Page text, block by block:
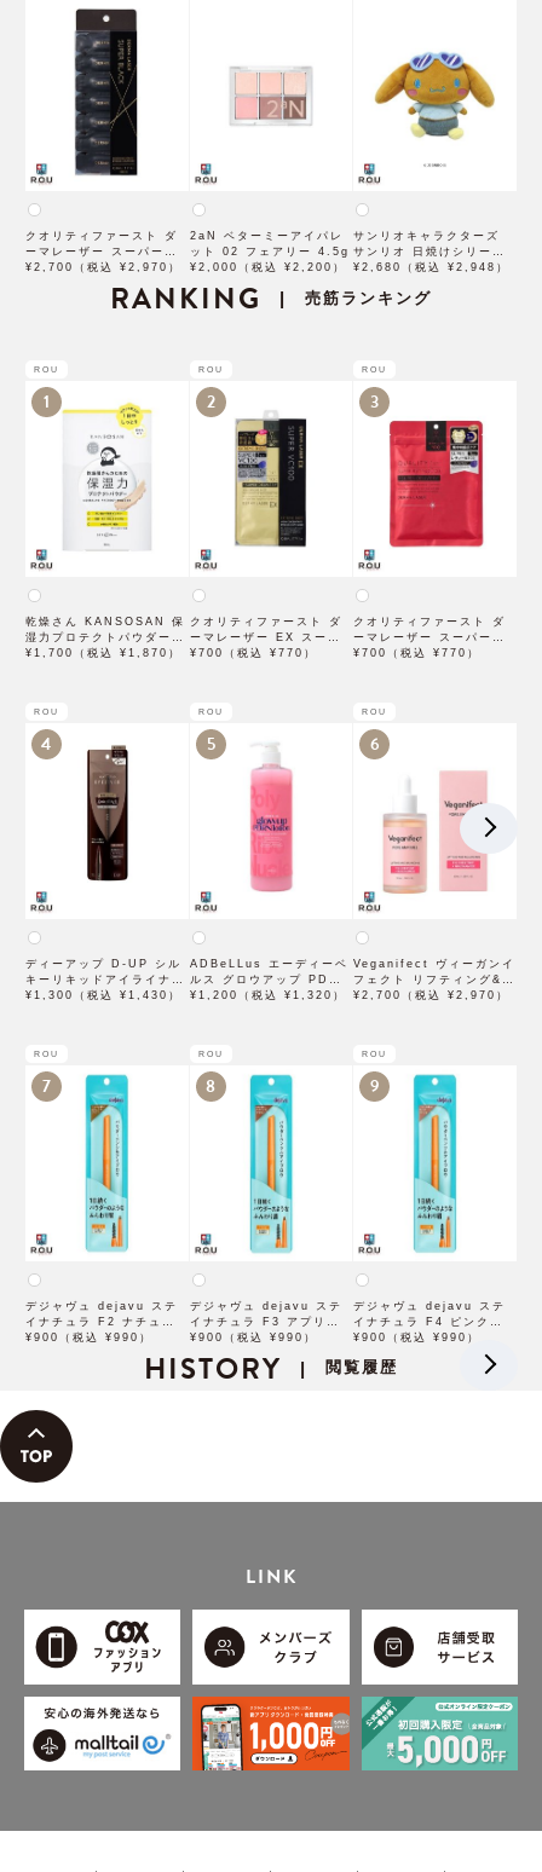
クオリティファースト ダ
ーマレーザー スーパーブ
ラックVC1ショット 28個
¥2,700（税込 ¥2,970）
2aN ベターミーアイパレ
ット 02 フェアリー 4.5g
¥2,000（税込 ¥2,200）
サンリオキャラクターズ
サンリオ 日焼けシリーズ
ぬいぐるみ シナモロール
¥2,680（税込 ¥2,948）
RANKING | 売筋ランキング
ROU
1
乾燥さん KANSOSAN 保
湿力プロテクトパウダー
10g【BCLカンパニー】
¥1,700（税込 ¥1,870）
ROU
2
クオリティファースト ダ
ーマレーザー EX スーパ
ー VC100 マスク 1枚入
¥700（税込 ¥770）
ROU
3
クオリティファースト ダ
ーマレーザー スーパーレ
チノール100マスク 7枚入
¥700（税込 ¥770）
ROU
4
ディーアップ D-UP シル
キーリキッドアイライナー
WP ブラウンブラック
¥1,300（税込 ¥1,430）
ROU
5
ADBeLLus エーディーベ
ルス グロウアップ PDRN
ローション 500mL
¥1,200（税込 ¥1,320）
ROU
6
Veganifect ヴィーガンイ
フェクト リフティング&バ
ランシング フィグチェス
¥2,700（税込 ¥2,970）
ROU
7
デジャヴュ dejavu ステ
イナチュラ F2 ナチュラル
ブラウン【アイブロウ】
¥900（税込 ¥990）
ROU
8
デジャヴュ dejavu ステ
イナチュラ F3 アプリコッ
トブラウン【アイブロウ】
¥900（税込 ¥990）
ROU
9
デジャヴュ dejavu ステ
イナチュラ F4 ピンクベー
ジュ【アイブロウ】【イミ
¥900（税込 ¥990）
HISTORY | 閲覧履歴
LINK